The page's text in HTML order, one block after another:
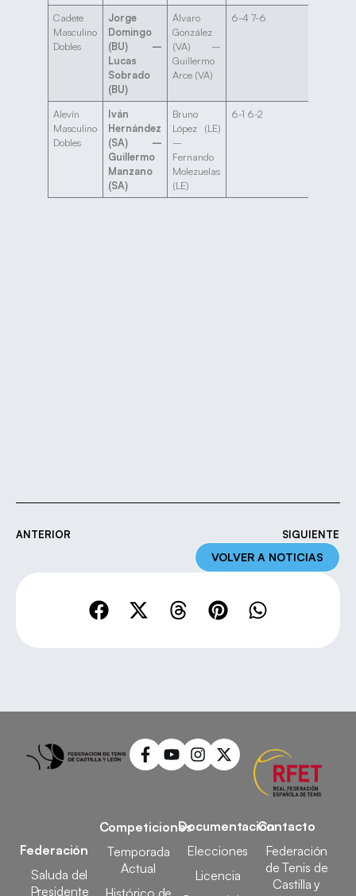
Cadete
Masculino
Dobles
Jorge
Domingo
(BU) –
Lucas
Sobrado
(BU)
Álvaro
González
(VA) –
Guillermo
Arce (VA)
6-4 7-6
Alevín
Masculino
Dobles
Iván
Hernández
(SA) –
Guillermo
Manzano
(SA)
Bruno
López (LE)
–
Fernando
Molezuelas
(LE)
6-1 6-2
ANTERIOR SIGUIENTE
VOLVER A NOTICIAS
Federación
Saluda del
Presidente
Competiciones
Temporada
Actual
Documentación
Elecciones
Licencia
Contacto
Federación
de Tenis de
Castilla y